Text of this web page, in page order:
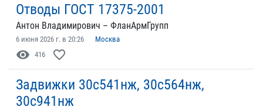
Отводы ГОСТ 17375-2001
Антон Владимирович – ФланАрмГрупп
6 июня 2026 г. в 20:26 Москва
visibility 416 favorite_border
Задвижки 30с541нж, 30с564нж,
30с941нж